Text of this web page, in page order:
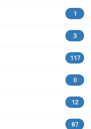
1
3
117
0
12
87